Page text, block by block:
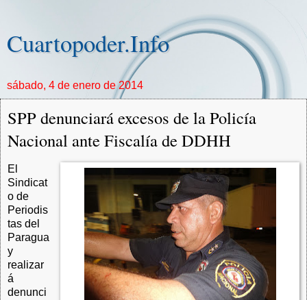
Cuartopoder.Info
sábado, 4 de enero de 2014
SPP denunciará excesos de la Policía
Nacional ante Fiscalía de DDHH
El
Sindicat
o de
Periodis
tas del
Paragua
y
realizar
á
denunci